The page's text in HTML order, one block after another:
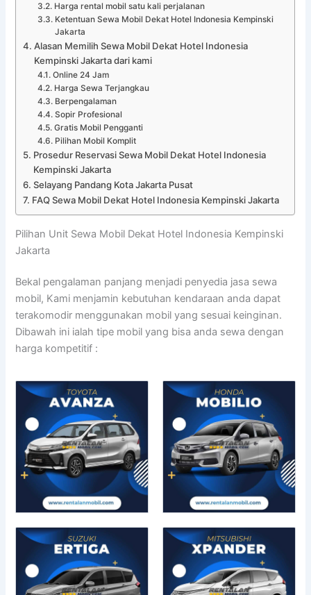
Harga rental mobil satu kali perjalanan
Ketentuan Sewa Mobil Dekat Hotel Indonesia Kempinski
Jakarta
Alasan Memilih Sewa Mobil Dekat Hotel Indonesia
Kempinski Jakarta dari kami
Online 24 Jam
Harga Sewa Terjangkau
Berpengalaman
Sopir Profesional
Gratis Mobil Pengganti
Pilihan Mobil Komplit
Prosedur Reservasi Sewa Mobil Dekat Hotel Indonesia
Kempinski Jakarta
Selayang Pandang Kota Jakarta Pusat
FAQ Sewa Mobil Dekat Hotel Indonesia Kempinski Jakarta
Pilihan Unit Sewa Mobil Dekat Hotel Indonesia Kempinski
Jakarta
Bekal pengalaman panjang menjadi penyedia jasa sewa
mobil, Kami menjamin kebutuhan kendaraan anda dapat
terakomodir menggunakan mobil yang sesuai keinginan.
Dibawah ini ialah tipe mobil yang bisa anda sewa dengan
harga kompetitif :